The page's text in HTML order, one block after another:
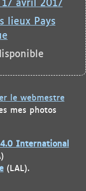
lieux Pays
le webmestre
mes photos
4.0 International
(LAL).